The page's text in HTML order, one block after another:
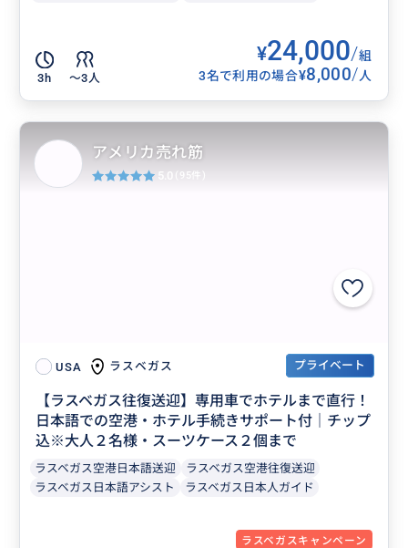
3h 〜3人
¥24,000/組
3名で利用の場合¥8,000/人
USA ラスベガス プライベート
【ラスベガス往復送迎】専用車でホテルまで直行！
日本語での空港・ホテル手続きサポート付｜チップ
込※大人２名様・スーツケース２個まで
ラスベガス空港日本語送迎
ラスベガス空港往復送迎
ラスベガス日本語アシスト
ラスベガス日本人ガイド
ラスベガスキャンペーン
アメリカ売れ筋
5.0 (95件)